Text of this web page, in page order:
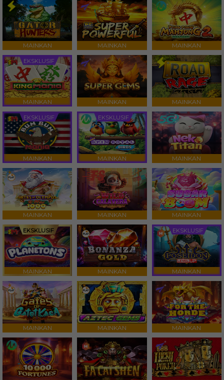
MAINKAN MAINKAN MAINKAN
EKSKLUSIF
MAINKAN MAINKAN MAINKAN
EKSKLUSIF
MAINKAN
EKSKLUSIF
MAINKAN MAINKAN
MAINKAN MAINKAN MAINKAN
EKSKLUSIF
MAINKAN MAINKAN
EKSKLUSIF
MAINKAN
MAINKAN MAINKAN MAINKAN